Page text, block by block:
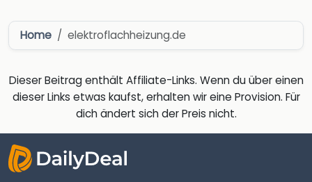
Home elektroflachheizung.de
Dieser Beitrag enthält Affiliate-Links. Wenn du über einen
dieser Links etwas kaufst, erhalten wir eine Provision. Für
dich ändert sich der Preis nicht.